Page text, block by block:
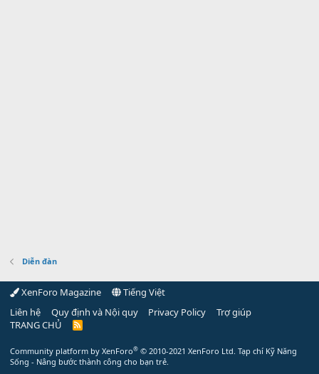
Diễn đàn
XenForo Magazine
Tiếng Việt
Liên hệ
Quy định và Nội quy Privacy Policy
Trợ giúp
TRANG CHỦ
R
Community platform by XenForo® © 2010-2021 XenForo Ltd. Tạp chí Kỹ Năng
Sống - Nâng bước thành công cho bạn trẻ.